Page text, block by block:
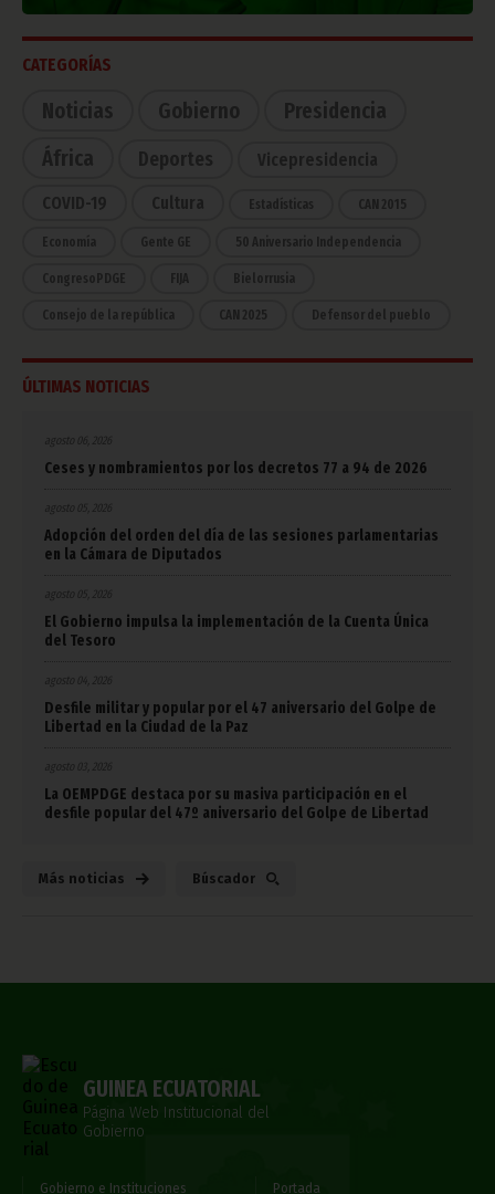
CATEGORÍAS
Noticias Gobierno
Presidencia
África
Deportes Vicepresidencia
COVID-19 Cultura Estadísticas CAN 2015
Economía Gente GE 50 Aniversario Independencia
CongresoPDGE FIJA Bielorrusia
Consejo de la república CAN 2025 Defensor del pueblo
ÚLTIMAS NOTICIAS
agosto 06, 2026
Ceses y nombramientos por los decretos 77 a 94 de 2026
Adopción del orden del día de las sesiones parlamentarias
en la Cámara de Diputados
El Gobierno impulsa la implementación de la Cuenta Única
del Tesoro
agosto 04, 2026
Desfile militar y popular por el 47 aniversario del Golpe de
Libertad en la Ciudad de la Paz
La OEMPDGE destaca por su masiva participación en el
desfile popular del 47º aniversario del Golpe de Libertad
Más noticias Búscador
GUINEA ECUATORIAL
Página Web Institucional del
Gobierno
Gobierno e Instituciones Portada